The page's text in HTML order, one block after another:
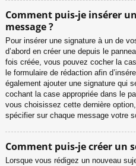
Comment puis-je insérer
message ?
Pour insérer une signature à un de
d’abord en créer une depuis le
fois créée, vous pouvez cocher la
le formulaire de rédaction afin
également ajouter une signature qui
cochant la case appropriée dans le
vous choisissez cette dernière
spécifier sur chaque message votre
Comment puis-je créer un
Lorsque vous rédigez un nouveau